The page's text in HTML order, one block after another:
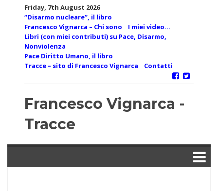
Friday, 7th August 2026
“Disarmo nucleare”, il libro
Francesco Vignarca – Chi sono
I miei video…
Libri (con miei contributi) su Pace, Disarmo,
Nonviolenza
Pace Diritto Umano, il libro
Tracce – sito di Francesco Vignarca
Contatti
Francesco Vignarca -
Tracce